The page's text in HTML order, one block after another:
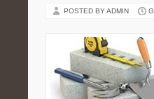
POSTED BY ADMIN